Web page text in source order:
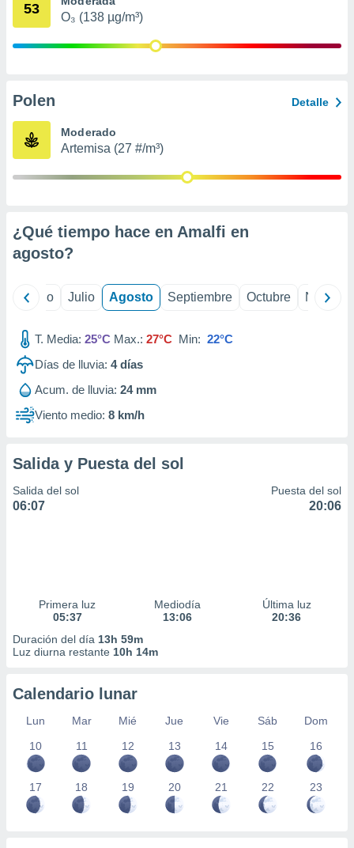
publicidad
de
1199
53
O₃ (138 µg/m³)
Polen Detalle
Moderado
Artemisa (27 #/m³)
¿Qué tiempo hace en Amalfi en
agosto?
Junio Julio Agosto Septiembre Octubre
T. Media: 25°C Max.: 27°C Min: 22°C
Días de lluvia: 4días
Acum. de lluvia: 24 mm
Viento medio: 8 km/h
Salida y Puesta del sol
Salida del sol
06:07
Puesta del sol
20:06
Primera luz
05:37
Mediodía
13:06
Última luz
20:36
Duración del día 13h 59m
Luz diurna restante 10h 14m
Calendario lunar
Lun Mar Mié Jue Vie Sáb
Dom
10
11 12 13 14 15 16
17 18 19 20 21 22 23